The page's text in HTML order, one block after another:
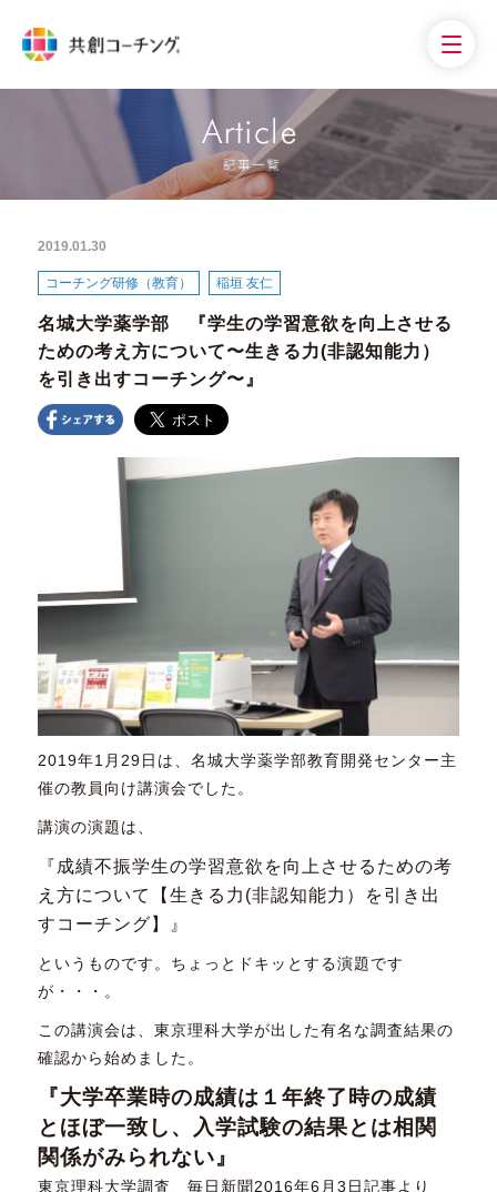
2019.01.30
コーチング研修（教育） 稲垣 友仁
名城大学薬学部 『学生の学習意欲を向上させる
ための考え方について〜生きる力(非認知能力）
を引き出すコーチング〜』
2019年1月29日は、名城大学薬学部教育開発センター主
催の教員向け講演会でした。
講演の演題は、
『成績不振学生の学習意欲を向上させるための考
え方について【生きる力(非認知能力）を引き出
すコーチング】』
というものです。ちょっとドキッとする演題です
が・・・。
この講演会は、東京理科大学が出した有名な調査結果の
確認から始めました。
『大学卒業時の成績は１年終了時の成績
とほぼ一致し、入学試験の結果とは相関
関係がみられない』
東京理科大学調査 毎日新聞2016年6月3日記事より